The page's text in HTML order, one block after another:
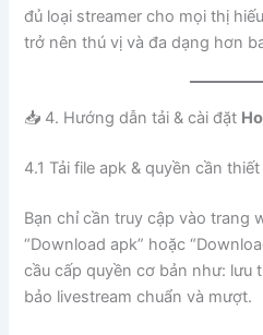
đủ loại streamer cho mọi thị
trở nên thú vị và đa dạng hơn
📥 4. Hướng dẫn tải & cài đặt
4.1 Tải file apk & quyền cần thiết
Bạn chỉ cần truy cập vào trang
“Download apk” hoặc
cầu cấp quyền cơ bản như: lưu
bảo livestream chuẩn và mượt.